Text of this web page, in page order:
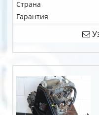
Страна
Гарантия